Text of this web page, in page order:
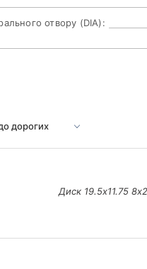
отвору (DIA):
Диск 19.5х11.75